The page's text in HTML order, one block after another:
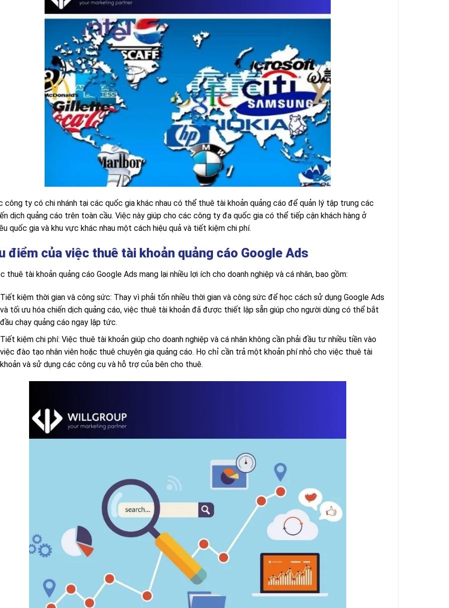
công ty có chi nhánh tại các quốc gia khác nhau có thể thuê tài khoản quảng cáo để quản lý tập trung các
dịch quảng cáo trên toàn cầu. Việc này giúp cho các công ty đa quốc gia có thể tiếp cận khách hàng ở
quốc gia và khu vực khác nhau một cách hiệu quả và tiết kiệm chi phí.
điểm của việc thuê tài khoản quảng cáo Google Ads
thuê tài khoản quảng cáo Google Ads mang lại nhiều lợi ích cho doanh nghiệp và cá nhân, bao gồm:
Tiết kiệm thời gian và công sức: Thay vì phải tốn nhiều thời gian và công sức để học cách sử dụng Google Ads
và tối ưu hóa chiến dịch quảng cáo, việc thuê tài khoản đã được thiết lập sẵn giúp cho người dùng có thể bắt
đầu chạy quảng cáo ngay lập tức.
Tiết kiệm chi phí: Việc thuê tài khoản giúp cho doanh nghiệp và cá nhân không cần phải đầu tư nhiều tiền vào
việc đào tạo nhân viên hoặc thuê chuyên gia quảng cáo. Họ chỉ cần trả một khoản phí nhỏ cho việc thuê tài
khoản và sử dụng các công cụ và hỗ trợ của bên cho thuê.